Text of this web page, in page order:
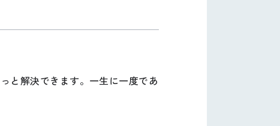
と解決できます。一生に一度であ